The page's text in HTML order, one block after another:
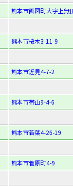
熊本市画図町大字上無
熊本市桜木3-11-9
熊本市近見4-7-2
熊本市帯山9-4-6
熊本市若葉4-26-19
熊本市菅原町4-9